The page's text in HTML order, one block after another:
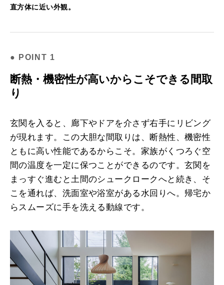
直方体に近い外観。
断熱・機密性が高いからこそできる間取
り
玄関を入ると、廊下やドアを介さず右手にリビング
が現れます。この大胆な間取りは、断熱性、機密性
ともに高い性能であるからこそ。家族がくつろぐ空
間の温度を一定に保つことができるのです。玄関を
まっすぐ進むと土間のシュークロークへと続き、そ
こを通れば、洗面室や浴室がある水回りへ。帰宅か
らスムーズに手を洗える動線です。